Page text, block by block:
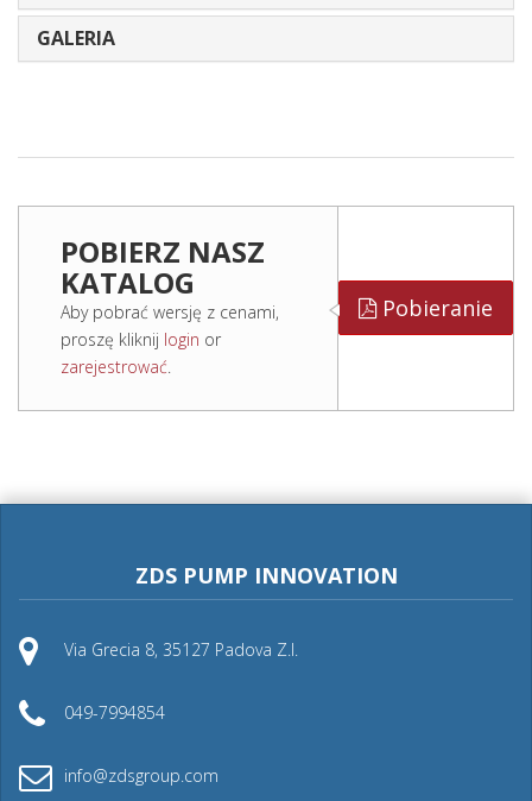
GALERIA
POBIERZ NASZ
KATALOG
Aby pobrać wersję z cenami,
proszę kliknij login or
zarejestrować
Pobieranie
ZDS PUMP INNOVATION
Via Grecia 8, 35127 Padova Z.I.
049-7994854
info@zdsgroup.com